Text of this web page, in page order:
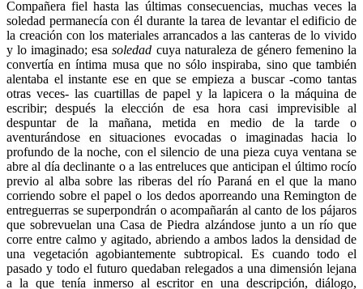
Compañera fiel hasta las últimas consecuencias, muchas veces la
soledad permanecía con él durante la tarea de levantar el edificio de
la creación con los materiales arrancados a las canteras de lo vivido
y lo imaginado; esasoledad cuya naturaleza de género femenino la
convertía en íntima musa que no sólo inspiraba, sino que también
alentaba el instante ese en que se empieza a buscar -como tantas
otras veces- las cuartillas de papel y la lapicera o la máquina de
escribir; después la elección de esa hora casi imprevisible al
despuntar de la mañana, metida en medio de la tarde o
aventurándose en situaciones evocadas o imaginadas hacia lo
profundo de la noche, con el silencio de una pieza cuya ventana se
abre al día declinante o a las entreluces que anticipan el último rocío
previo al alba sobre las riberas del río Paraná en el que la mano
corriendo sobre el papel o los dedos aporreando una Remington de
entreguerras se superpondrán o acompañarán al canto de los pájaros
que sobrevuelan una Casa de Piedra alzándose junto a un río que
corre entre calmo y agitado, abriendo a ambos lados la densidad de
una vegetación agobiantemente subtropical. Es cuando todo el
pasado y todo el futuro quedaban relegados a una dimensión lejana
a la que tenía inmerso al escritor en una descripción, diálogo,